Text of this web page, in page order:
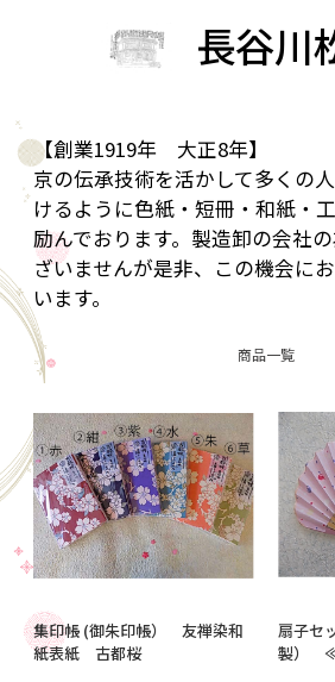
長谷川
【創業1919年 大正8年】
京の伝承技術を活かして多くの
けるように色紙・短冊・和紙・
励んでおります。製造卸の会社
ざいませんが是非、この機会に
います。
商品一覧
集印帳 (御朱印帳） 友禅染和
紙表紙 古都桜
扇子セ
製） ≪